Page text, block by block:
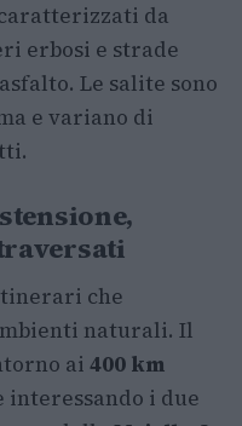
da
erbosi e strade
Le salite sono
e variano di
che
naturali. Il
ai 400 km
i due